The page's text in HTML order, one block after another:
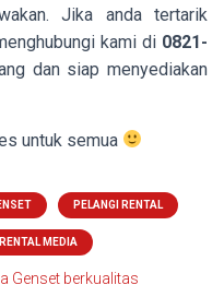
Jika anda tertarik
kami di 0821-
dan siap menyediakan
untuk semua
PELANGI RENTAL
MEDIA
Genset berkualitas